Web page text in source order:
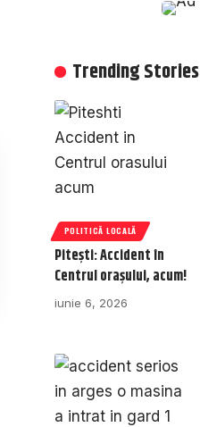
Trending Stories
POLITICĂ LOCALĂ
Pitești: Accident în
Centrul orașului, acum!
iunie 6, 2026